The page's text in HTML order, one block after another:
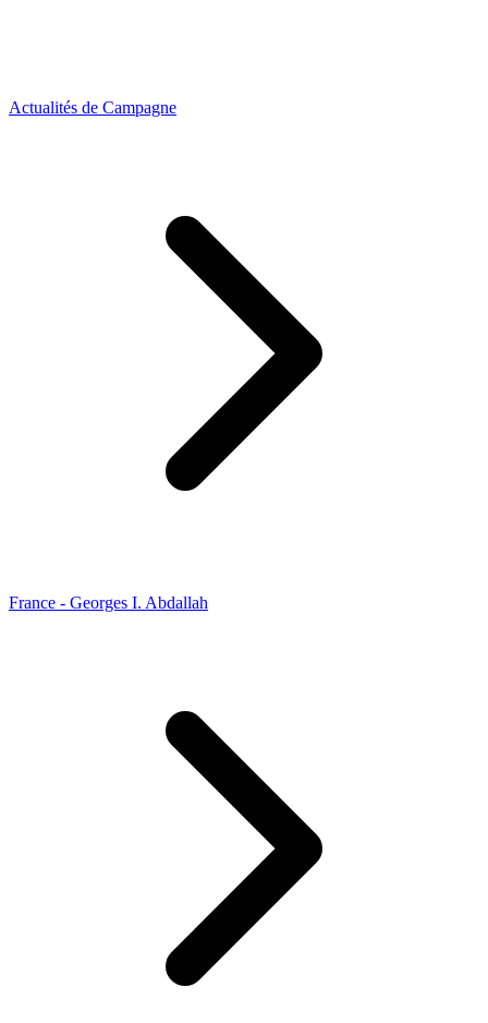
Actualités de Campagne
France - Georges I. Abdallah